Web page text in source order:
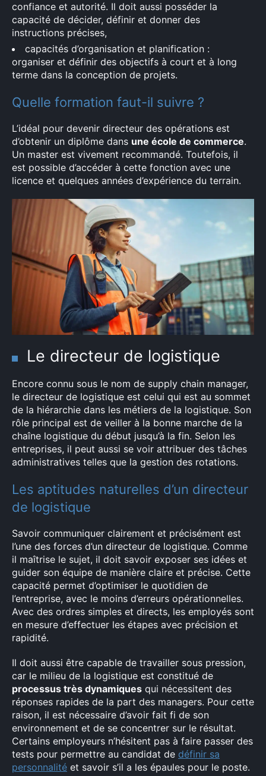
confiance et autorité. Il doit aussi posséder la
capacité de décider, définir et donner des
instructions précises,
capacités d’organisation et planification :
organiser et définir des objectifs à court et à long
terme dans la conception de projets.
Quelle formation faut-il suivre ?
L’idéal pour devenir directeur des opérations est
d’obtenir un diplôme dans une école de commerce.
Un master est vivement recommandé. Toutefois, il
est possible d’accéder à cette fonction avec une
licence et quelques années d’expérience du terrain.
Le directeur de logistique
Encore connu sous le nom de supply chain manager,
le directeur de logistique est celui qui est au sommet
de la hiérarchie dans les métiers de la logistique. Son
rôle principal est de veiller à la bonne marche de la
chaîne logistique du début jusqu’à la fin. Selon les
entreprises, il peut aussi se voir attribuer des tâches
administratives telles que la gestion des rotations.
Les aptitudes naturelles d’un directeur
de logistique
Savoir communiquer clairement et précisément est
l’une des forces d’un directeur de logistique. Comme
il maîtrise le sujet, il doit savoir exposer ses idées et
guider son équipe de manière claire et précise. Cette
capacité permet d’optimiser le quotidien de
l’entreprise, avec le moins d’erreurs opérationnelles.
Avec des ordres simples et directs, les employés sont
en mesure d’effectuer les étapes avec précision et
rapidité.
Il doit aussi être capable de travailler sous pression,
car le milieu de la logistique est constitué de
processus très dynamiques qui nécessitent des
réponses rapides de la part des managers. Pour cette
raison, il est nécessaire d’avoir fait fi de son
environnement et de se concentrer sur le résultat.
Certains employeurs n’hésitent pas à faire passer des
tests pour permettre au candidat de définir sa
personnalité et savoir s’il a les épaules pour le poste.